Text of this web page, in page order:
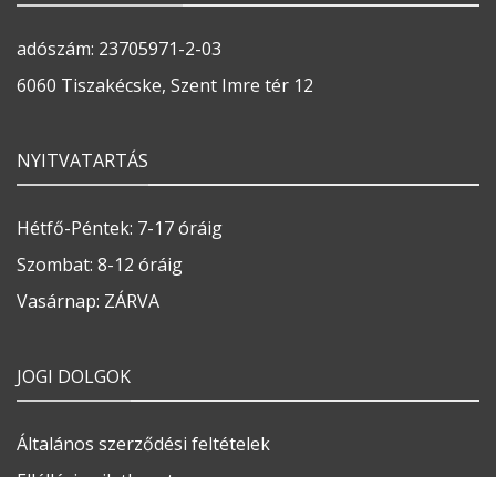
adószám: 23705971-2-03
6060 Tiszakécske, Szent Imre tér 12
NYITVATARTÁS
Hétfő-Péntek: 7-17 óráig
Szombat: 8-12 óráig
Vasárnap: ZÁRVA
JOGI DOLGOK
Általános szerződési feltételek